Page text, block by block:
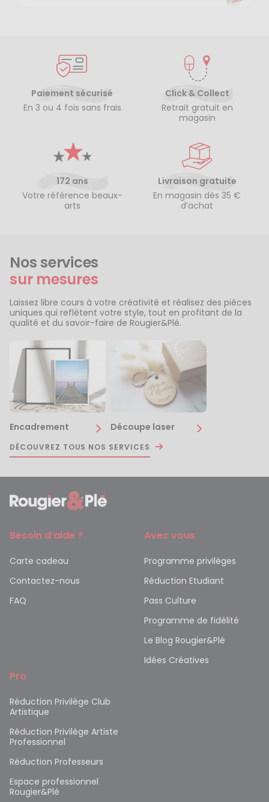
Paiement sécurisé
En 3 ou 4 fois sans frais
Click & Collect
Retrait gratuit en
magasin
172 ans
Votre référence beaux-
arts
Livraison gratuite
En magasin dès 35 €
d’achat
Nos services
sur mesures
Laissez libre cours à votre créativité et réalisez des pièces
uniques qui reflètent votre style, tout en profitant de la
qualité et du savoir-faire de Rougier&Plé.
Encadrement Découpe laser
DÉCOUVREZ TOUS NOS SERVICES
Besoin d’aide ?
Carte cadeau
Contactez-nous
FAQ
Avec vous
Programme privilèges
Réduction Etudiant
Pass Culture
Programme de fidélité
Le Blog Rougier&Plé
Idées Créatives
Pro
Réduction Privilège Club
Artistique
Réduction Privilège Artiste
Professionnel
Réduction Professeurs
Espace professionnel
Rougier&Plé